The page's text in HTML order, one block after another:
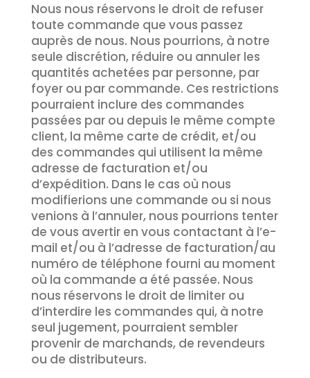
Nous nous réservons le droit de refuser
toute commande que vous passez
auprès de nous. Nous pourrions, à notre
seule discrétion, réduire ou annuler les
quantités achetées par personne, par
foyer ou par commande. Ces restrictions
pourraient inclure des commandes
passées par ou depuis le même compte
client, la même carte de crédit, et/ou
des commandes qui utilisent la même
adresse de facturation et/ou
d’expédition. Dans le cas où nous
modifierions une commande ou si nous
venions à l’annuler, nous pourrions tenter
de vous avertir en vous contactant à l’e-
mail et/ou à l’adresse de facturation/au
numéro de téléphone fourni au moment
où la commande a été passée. Nous
nous réservons le droit de limiter ou
d’interdire les commandes qui, à notre
seul jugement, pourraient sembler
provenir de marchands, de revendeurs
ou de distributeurs.